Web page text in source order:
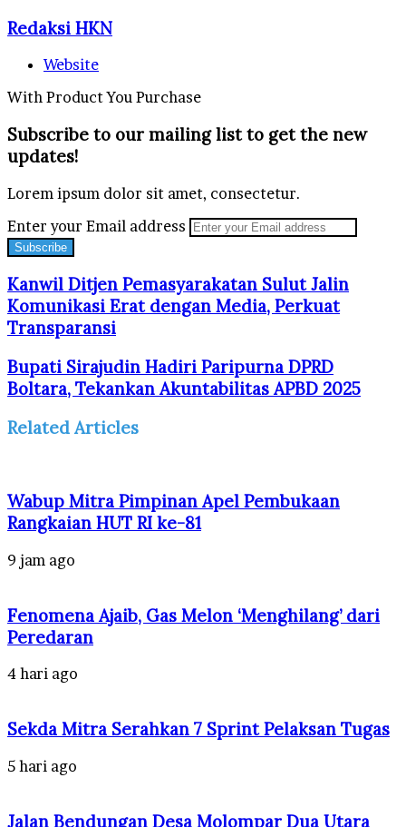
Redaksi HKN
Website
With Product You Purchase
Subscribe to our mailing list to get the new
updates!
Lorem ipsum dolor sit amet, consectetur.
Enter your Email address
Kanwil Ditjen Pemasyarakatan Sulut Jalin
Komunikasi Erat dengan Media, Perkuat
Transparansi
Bupati Sirajudin Hadiri Paripurna DPRD
Boltara, Tekankan Akuntabilitas APBD 2025
Related Articles
Wabup Mitra Pimpinan Apel Pembukaan
Rangkaian HUT RI ke-81
9 jam ago
Fenomena Ajaib, Gas Melon ‘Menghilang’ dari
Peredaran
4 hari ago
Sekda Mitra Serahkan 7 Sprint Pelaksan Tugas
5 hari ago
Jalan Bendungan Desa Molompar Dua Utara